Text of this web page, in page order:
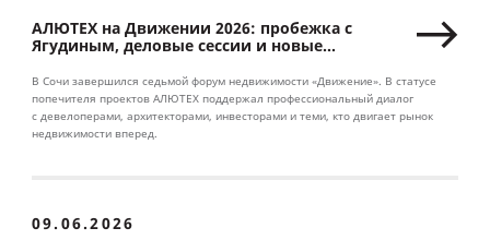
АЛЮТЕХ на Движении 2026: пробежка с
Ягудиным, деловые сессии и новые
В Сочи завершился седьмой форум недвижимости «Движение». В статусе
попечителя проектов АЛЮТЕХ поддержал профессиональный диалог
с девелоперами, архитекторами, инвесторами и теми, кто двигает рынок
недвижимости вперед.
09.06.2026